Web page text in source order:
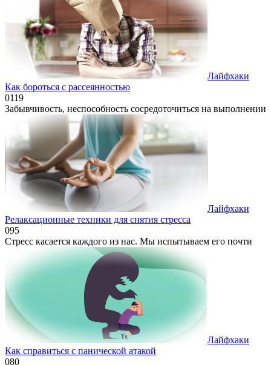
Лайфхаки
Как бороться с рассеянностью
0119
Забывчивость, неспособность сосредоточиться на выполнении
Лайфхаки
Релаксационные техники для снятия стресса
095
Стресс касается каждого из нас. Мы испытываем его почти
Лайфхаки
Как справиться с панической атакой
080